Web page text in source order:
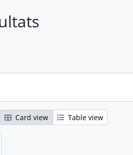
Card view Table view